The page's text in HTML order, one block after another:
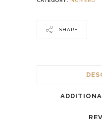
SHARE